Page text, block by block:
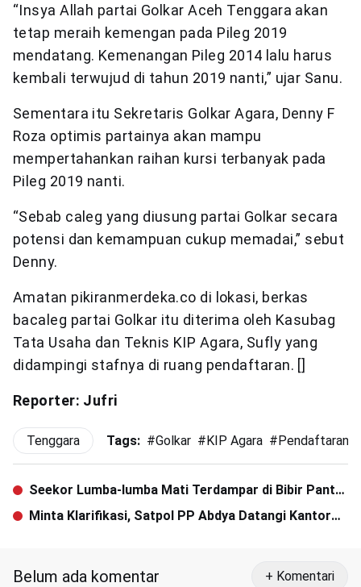
“Insya Allah partai Golkar Aceh Tenggara akan
tetap meraih kemengan pada Pileg 2019
mendatang. Kemenangan Pileg 2014 lalu harus
kembali terwujud di tahun 2019 nanti,” ujar Sanu.
Sementara itu Sekretaris Golkar Agara, Denny F
Roza optimis partainya akan mampu
mempertahankan raihan kursi terbanyak pada
Pileg 2019 nanti.
“Sebab caleg yang diusung partai Golkar secara
potensi dan kemampuan cukup memadai,” sebut
Denny.
Amatan pikiranmerdeka.co di lokasi, berkas
bacaleg partai Golkar itu diterima oleh Kasubag
Tata Usaha dan Teknis KIP Agara, Sufly yang
didampingi stafnya di ruang pendaftaran. []
Reporter: Jufri
Tenggara Tags: #Golkar #KIP Agara #Pendaftaran
Seekor Lumba-lumba Mati Terdampar di Bibir Pantai
Saragian
Minta Klarifikasi, Satpol PP Abdya Datangi Kantor
Belum ada komentar + Komentari